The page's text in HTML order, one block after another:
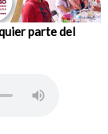
parte del